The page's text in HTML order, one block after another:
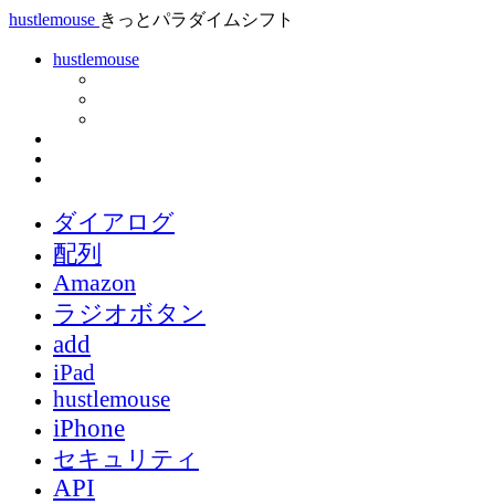
hustlemouse きっとパラダイムシフト
hustlemouse
ダイアログ
配列
Amazon
ラジオボタン
add
iPad
hustlemouse
iPhone
セキュリティ
API